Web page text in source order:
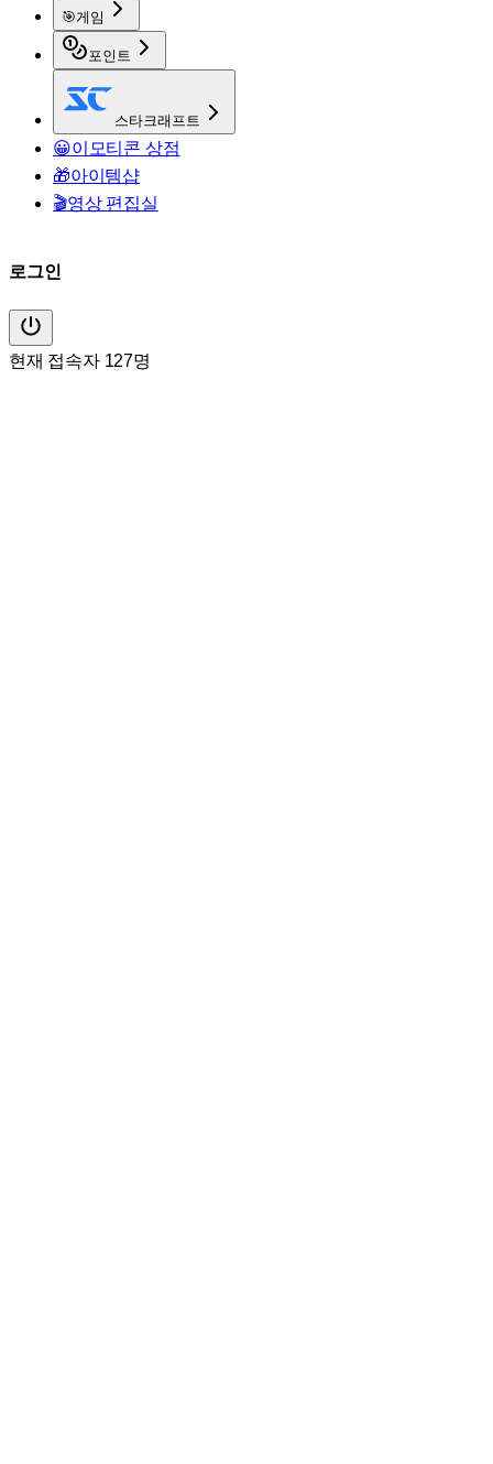
🎯게임
포인트
스타크래프트
😀이모티콘 상점
🎁아이템샵
🎬영상 편집실
로그인
현재 접속자 127명